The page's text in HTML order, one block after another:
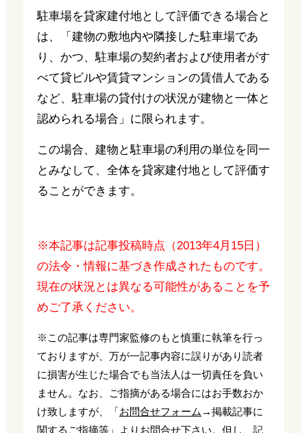
駐車場を貸家建付地として評価できる場合と
は、「建物の敷地内や隣接した駐車場であ
り、かつ、駐車場の契約者および使用者がす
べて貸ビルや賃貸マンションの賃借人である
など、駐車場の貸付けの状況が建物と一体と
認められる場合」に限られます。
この場合、建物と駐車場の利用の単位を同一
とみなして、全体を貸家建付地として評価す
ることができます。
※本記事は記事投稿時点（2013年4月15日）
の法令・情報に基づき作成されたものです。
現在の状況とは異なる可能性があることを予
めご了承ください。
※この記事は専門家監修のもと慎重に執筆を行っ
ておりますが、万が一記事内容に誤りがあり読者
に損害が生じた場合でも当法人は一切責任を負い
ません。なお、ご指摘がある場合にはお手数おか
け致しますが、「お問合せフォーム →掲載記事に
関するご指摘等」よりお問合せ下さい。但し、記